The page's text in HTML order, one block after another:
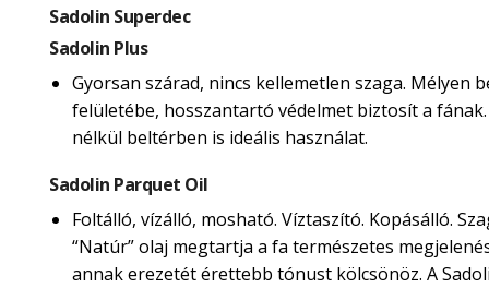
Sadolin Superdec
Sadolin Plus
Gyorsan szárad, nincs kellemetlen szaga. Mélyen
felületébe, hosszantartó védelmet biztosít a
nélkül beltérben is ideális használat.
Sadolin Parquet Oil
Foltálló, vízálló, mosható. Víztaszító. Kopásálló.
“Natúr” olaj megtartja a fa természetes
annak erezetét érettebb tónust kölcsönöz. A